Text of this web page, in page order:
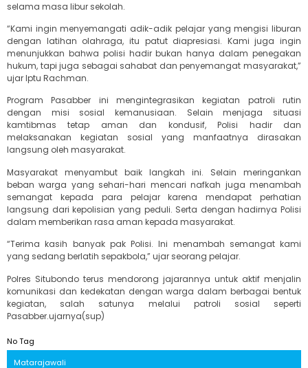
selama masa libur sekolah.
“Kami ingin menyemangati adik-adik pelajar yang mengisi liburan
dengan latihan olahraga, itu patut diapresiasi. Kami juga ingin
menunjukkan bahwa polisi hadir bukan hanya dalam penegakan
hukum, tapi juga sebagai sahabat dan penyemangat masyarakat,”
ujar Iptu Rachman.
Program Pasabber ini mengintegrasikan kegiatan patroli rutin
dengan misi sosial kemanusiaan. Selain menjaga situasi
kamtibmas tetap aman dan kondusif, Polisi hadir dan
melaksanakan kegiatan sosial yang manfaatnya dirasakan
langsung oleh masyarakat.
Masyarakat menyambut baik langkah ini. Selain meringankan
beban warga yang sehari-hari mencari nafkah juga menambah
semangat kepada para pelajar karena mendapat perhatian
langsung dari kepolisian yang peduli. Serta dengan hadirnya Polisi
dalam memberikan rasa aman kepada masyarakat.
“Terima kasih banyak pak Polisi. Ini menambah semangat kami
yang sedang berlatih sepakbola,” ujar seorang pelajar.
Polres Situbondo terus mendorong jajarannya untuk aktif menjalin
komunikasi dan kedekatan dengan warga dalam berbagai bentuk
kegiatan, salah satunya melalui patroli sosial seperti
Pasabber.ujarnya(sup)
No Tag
Matarajawali